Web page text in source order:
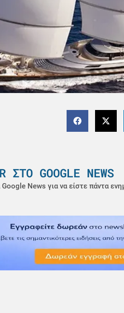
GOOGLE NEWS
News για να είστε πάντα